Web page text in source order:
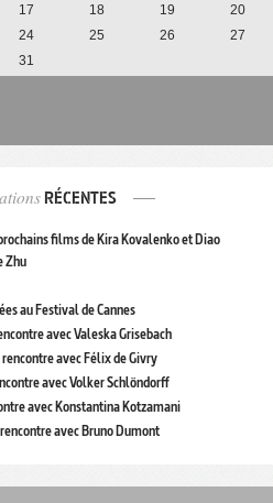
17 18 19
20
24 25 26
27
31
RÉCENTES
films de Kira Kovalenko et Diao
Zhu
au Festival de Cannes
avec Valeska Grisebach
avec Félix de Givry
avec Volker Schlöndorff
avec Konstantina Kotzamani
avec Bruno Dumont